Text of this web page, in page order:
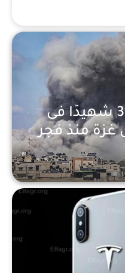
إعلام فلسطينى: 36 شهيدًا فى
غزة منذ فجر